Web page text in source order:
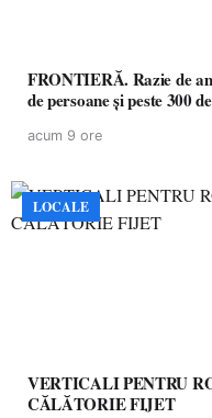
FRONTIERĂ. Razie de
de persoane și peste 300
acum 9 ore
LOCALE
VERTICALI PENTRU
CĂLĂTORIE FIJET